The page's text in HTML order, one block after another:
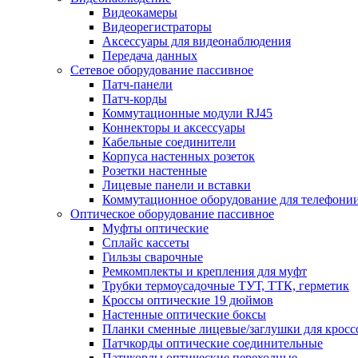
Видеокамеры
Видеорегистраторы
Аксессуары для видеонаблюдения
Передача данных
Сетевое оборудование пассивное
Патч-панели
Патч-корды
Коммутационные модули RJ45
Коннекторы и аксессуары
Кабельные соединители
Корпуса настенных розеток
Розетки настенные
Лицевые панели и вставки
Коммутационное оборудование для
Оптическое оборудование пассивное
Муфты оптические
Сплайс кассеты
Гильзы сварочные
Ремкомплекты и крепления для муфт
Трубки термоусадочные ТУТ, ТТК, герметик
Кроссы оптические 19 дюймов
Настенные оптические боксы
Планки сменные лицевые/заглушки для
Патчкорды оптические соединительные